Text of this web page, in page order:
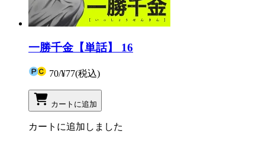
一勝千金【単話】 16
70/¥77(税込)
カートに追加
カートに追加しました